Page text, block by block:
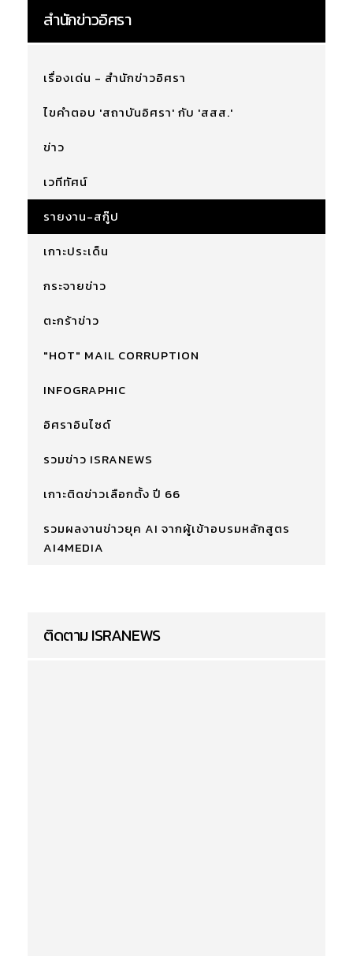
สำนักข่าวอิศรา
เรื่องเด่น - สำนักข่าวอิศรา
ไขคำตอบ 'สถาบันอิศรา' กับ 'สสส.'
ข่าว
เวทีทัศน์
รายงาน-สกู๊ป
เกาะประเด็น
กระจายข่าว
ตะกร้าข่าว
"HOT" MAIL CORRUPTION
INFOGRAPHIC
อิศราอินไซด์
รวมข่าว ISRANEWS
เกาะติดข่าวเลือกตั้ง ปี 66
รวมผลงานข่าวยุค AI จากผู้เข้าอบรมหลักสูตร
AI4MEDIA
ติดตาม ISRANEWS